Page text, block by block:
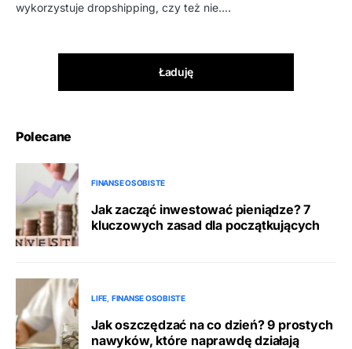
wykorzystuje dropshipping, czy też nie.…
Ładuję
Polecane
FINANSE OSOBISTE
Jak zacząć inwestować pieniądze? 7
kluczowych zasad dla początkujących
LIFE FINANSE OSOBISTE
Jak oszczędzać na co dzień? 9 prostych
nawyków, które naprawdę działają